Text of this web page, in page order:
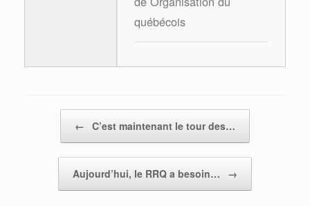
québécois
Post navigation
← C’est maintenant le tour des…
Aujourd’hui, le RRQ a besoin… →